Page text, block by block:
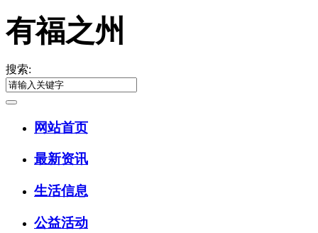
有福之州
搜索:
网站首页
最新资讯
生活信息
公益活动